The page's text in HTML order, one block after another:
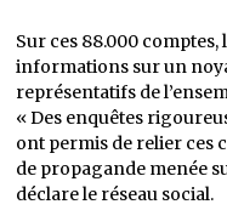
Sur ces 88.000
informations sur un
représentatifs de
« Des enquêtes
ont permis de relier ces
de propagande menée
déclare le réseau social.